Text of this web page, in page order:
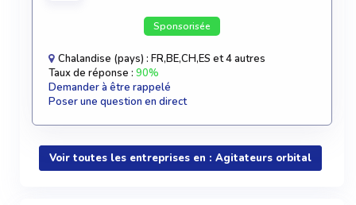
Sponsorisée
Chalandise (pays) : FR,BE,CH,ES et 4 autres
Taux de réponse : 90%
Demander à être rappelé
Poser une question en direct
Voir toutes les entreprises en : Agitateurs orbital